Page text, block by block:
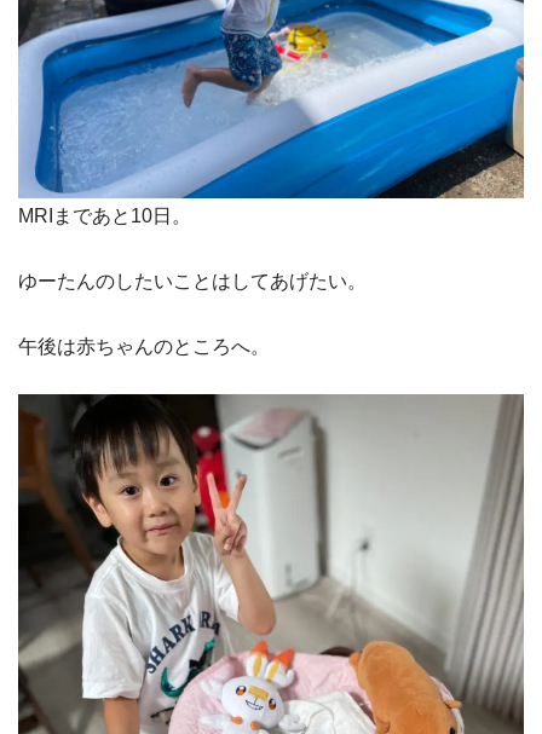
MRIまであと10日。
ゆーたんのしたいことはしてあげたい。
午後は赤ちゃんのところへ。